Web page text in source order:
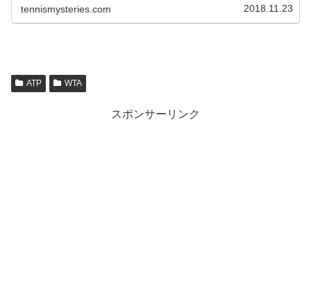
tennismysteries.com 2018.11.23
ATP WTA
スポンサーリンク